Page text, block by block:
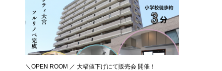
＼OPEN ROOM ／ 大幅値下げにて販売会 開催！